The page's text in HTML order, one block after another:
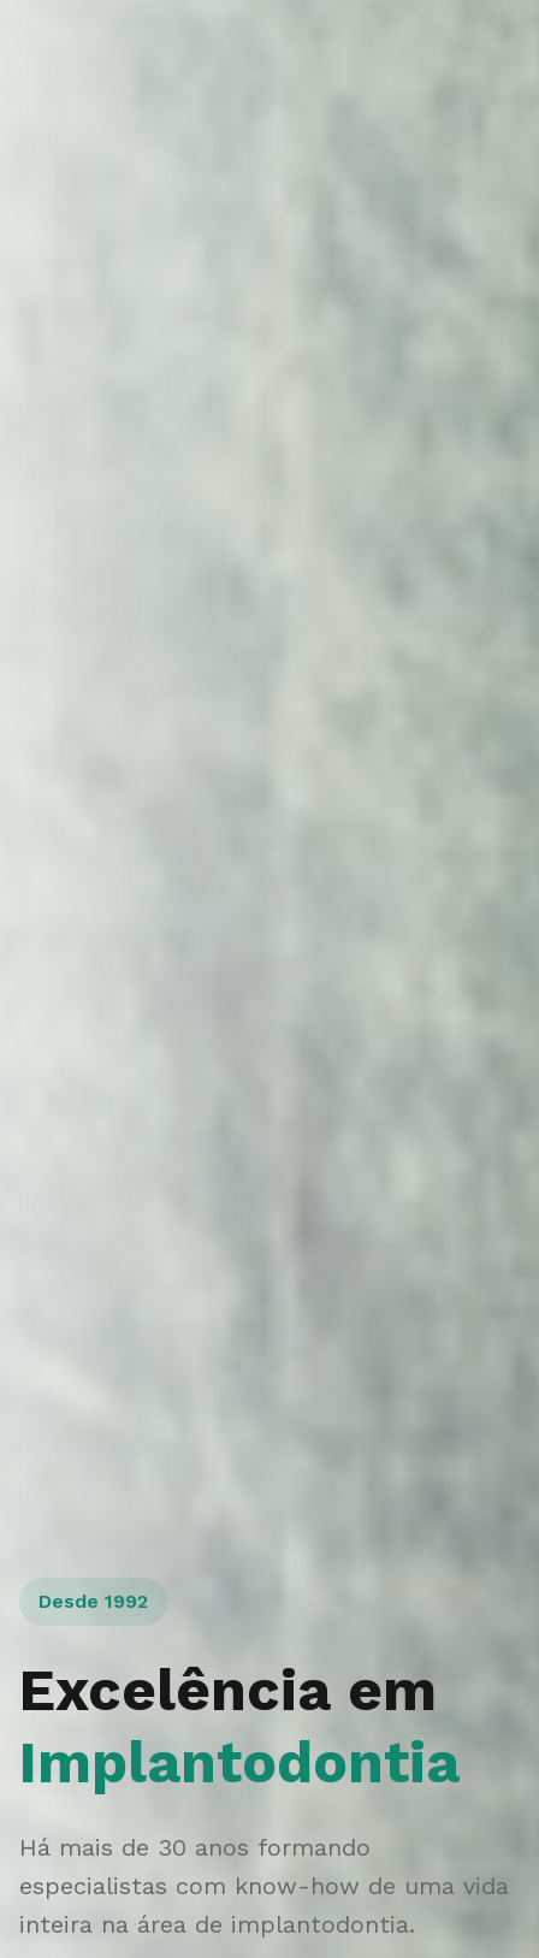
Desde 1992
Excelência em
Implantodontia
Há mais de 30 anos formando
especialistas com know-how de uma vida
inteira na área de implantodontia.